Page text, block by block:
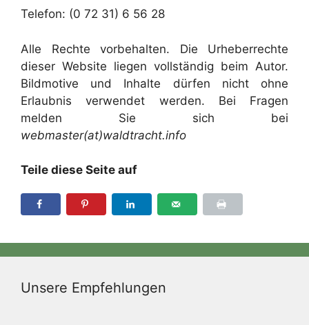
Telefon: (0 72 31) 6 56 28
Alle Rechte vorbehalten. Die Urheberrechte
dieser Website liegen vollständig beim Autor.
Bildmotive und Inhalte dürfen nicht ohne
Erlaubnis verwendet werden. Bei Fragen
melden Sie sich bei
webmaster(at)waldtracht.info
Teile diese Seite auf
Unsere Empfehlungen